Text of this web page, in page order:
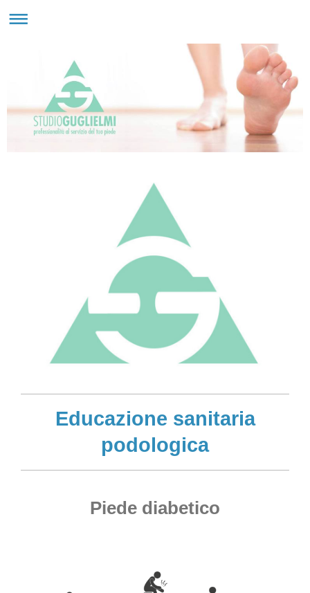
Educazione sanitaria
podologica
Piede diabetico